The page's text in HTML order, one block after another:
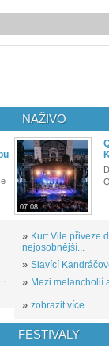
NAŽIVO
07.08.
» Kurt Vile přiveze
nejosobnější...
» Slavící
» Mezi melancholií
» zobrazit více...
FESTIVALY